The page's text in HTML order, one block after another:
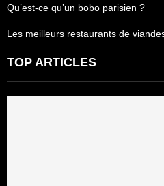
Qu’est-ce qu’un bobo parisien ?
Les meilleurs restaurants de
TOP ARTICLES